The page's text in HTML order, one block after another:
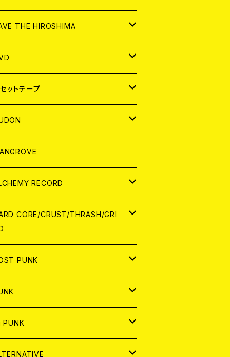
THE HIROSHIMA
レル
ットテープ
レル
ログ
CONTENTS
RECORD
CORE/CRUST/THRASH/GRI
PUNK
PUNK